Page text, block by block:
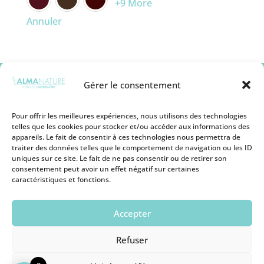
Gérer le consentement
Pour offrir les meilleures expériences, nous utilisons des technologies
telles que les cookies pour stocker et/ou accéder aux informations des
appareils. Le fait de consentir à ces technologies nous permettra de
traiter des données telles que le comportement de navigation ou les ID
uniques sur ce site. Le fait de ne pas consentir ou de retirer son
consentement peut avoir un effet négatif sur certaines
caractéristiques et fonctions.
Accepter
Refuser
+9 More
Annuler
Mentions légales
Conditions générales de vente
Politique de remboursement
Politique de Protection des Cookies
Personnelles
Conditions d’utilisation
Devenir revendeur